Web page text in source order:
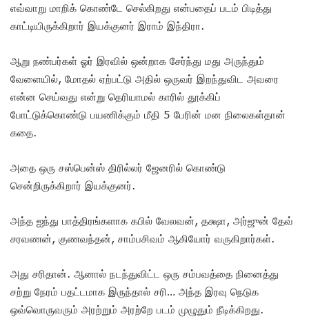
எவ்வாறு மாறிக் கொண்டே செல்கிறது என்பதைப் படம் பிடித்து
காட்டியிருக்கிறார் இயக்குனர் இராம் இந்திரா.
ஆறு நண்பர்கள் ஓர் இரவில் ஒன்றாக சேர்ந்து மது அருந்தும்
வேளையில், மோதல் ஏற்பட்டு அதில் ஒருவர் இறந்துவிட அவரை
என்ன செய்வது என்று தெரியாமல் காரில் தூக்கிப்
போட்டுக்கொண்டு பயணிக்கும் மீதி 5 பேரின் மன நிலைகள்தான்
கதை.
அதை ஒரு சஸ்பென்ஸ் திரில்லர் ஜேனரில் கொண்டு
சென்றிருக்கிறார் இயக்குனர்.
அந்த ஐந்து பாத்திரங்களாக கபில் வேலவன், தக்ஷா, அர்ஜுன் தேவ்
சரவணன், குணவந்தன், சாம்பசிவம் ஆகியோர் வருகிறார்கள்.
அது சரிதான். ஆனால் நடந்துவிட்ட ஒரு சம்பவத்தை நினைத்து
சற்று நேரம் பதட்டமாக இருந்தால் சரி… அந்த இரவு நெடுக
ஒவ்வொருவரும் அரற்றும் அரற்றே படம் முழுதும் நீடிக்கிறது.